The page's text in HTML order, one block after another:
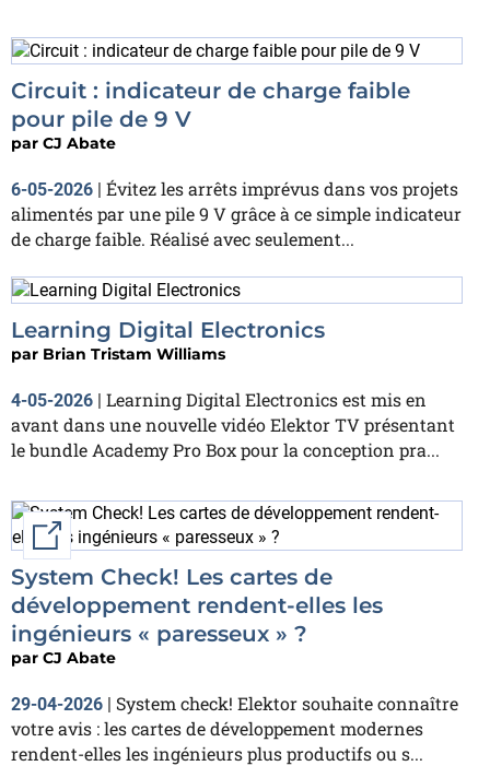
Circuit : indicateur de charge faible
pour pile de 9 V
par CJ Abate
6-05-2026 | Évitez les arrêts imprévus dans vos projets
alimentés par une pile 9 V grâce à ce simple indicateur
de charge faible. Réalisé avec seulement...
Learning Digital Electronics
par Brian Tristam Williams
4-05-2026 | Learning Digital Electronics est mis en
avant dans une nouvelle vidéo Elektor TV présentant
le bundle Academy Pro Box pour la conception pra...
External link
System Check! Les cartes de
développement rendent-elles les
ingénieurs « paresseux » ?
par CJ Abate
29-04-2026 | System check! Elektor souhaite connaître
votre avis : les cartes de développement modernes
rendent-elles les ingénieurs plus productifs ou s...